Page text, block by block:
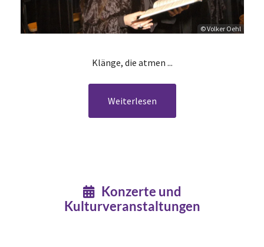
© Volker Oehl
Klänge, die atmen ...
Weiterlesen
Konzerte und
Kulturveranstaltungen